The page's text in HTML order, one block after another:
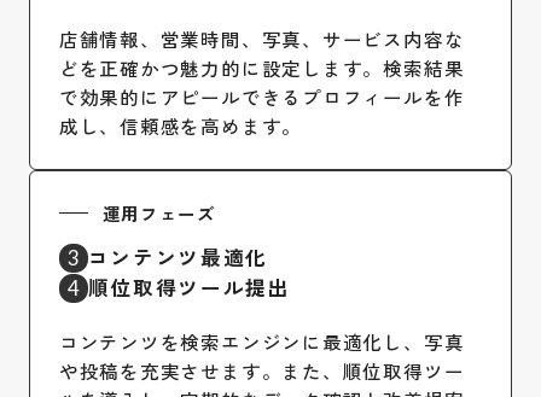
店舗情報、営業時間、写真、サービス内容な
どを正確かつ魅力的に設定します。検索結果
で効果的にアピールできるプロフィールを作
成し、信頼感を高めます。
運用フェーズ
3 コンテンツ最適化
4 順位取得ツール提出
コンテンツを検索エンジンに最適化し、写真
や投稿を充実させます。また、順位取得ツー